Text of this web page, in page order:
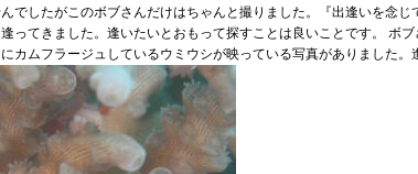
でしたがこのボブさんだけはちゃんと撮りました。『出逢いを念じ
ってきました。逢いたいとおもって探すことは良いことです。 ボ
カムフラージュしているウミウシが映っている写真がありました。